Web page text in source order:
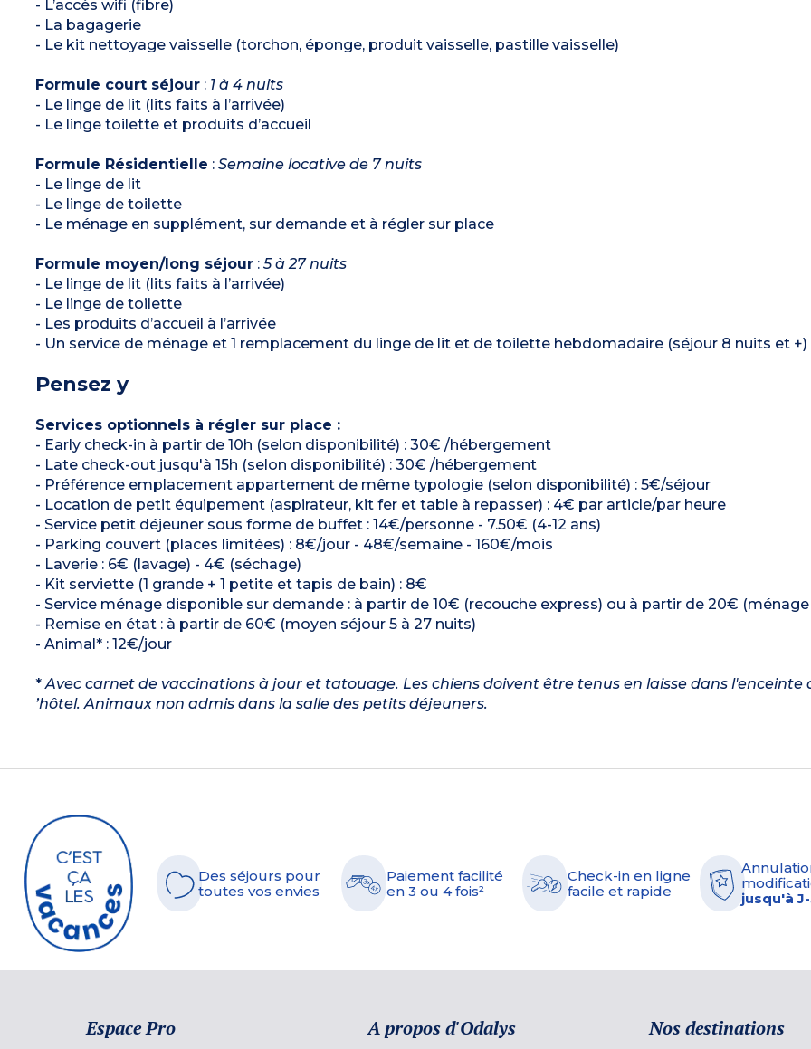
- L’accès wifi (fibre)
- La bagagerie
- Le kit nettoyage vaisselle (torchon, éponge, produit vaisselle, pastille vaisselle)
Formule court séjour: 1 à 4 nuits
- Le linge de lit (lits faits à l’arrivée)
- Le linge toilette et produits d’accueil
Formule Résidentielle : Semaine locative de 7 nuits
- Le linge de lit
- Le linge de toilette
- Le ménage en supplément, sur demande et à régler sur place
Formule moyen/long séjour: 5 à 27 nuits
- Le linge de lit (lits faits à l’arrivée)
- Le linge de toilette
- Les produits d’accueil à l’arrivée
- Un service de ménage et 1 remplacement du linge de lit et de toilette hebdomadaire (séjour 8 nuits et +)
Pensez y
Services optionnels à régler sur place :
- Early check-in à partir de 10h (selon disponibilité) : 30€ /hébergement
- Late check-out jusqu'à 15h (selon disponibilité) : 30€ /hébergement
- Préférence emplacement appartement de même typologie (selon disponibilité) : 5€/séjour
- Location de petit équipement (aspirateur, kit fer et table à repasser) : 4€ par article/par heure
- Service petit déjeuner sous forme de buffet : 14€/personne - 7.50€ (4-12 ans)
- Parking couvert (places limitées) : 8€/jour - 48€/semaine - 160€/mois
- Laverie : 6€ (lavage) - 4€ (séchage)
- Kit serviette (1 grande + 1 petite et tapis de bain) : 8€
- Service ménage disponible sur demande : à partir de 10€ (recouche express) ou à partir de 20€
- Remise en état : à partir de 60€ (moyen séjour 5 à 27 nuits)
- Animal* : 12€/jour
*Avec carnet de vaccinations à jour et tatouage. Les chiens doivent être tenus en laisse dans l'enceinte
’hôtel. Animaux non admis dans la salle des petits déjeuners.
Des séjours pour
toutes vos envies
Paiement facilité
en 3 ou 4 fois²
Check-in en ligne
facile et rapide
jusqu'à
Espace Pro A propos d'Odalys Nos destinations